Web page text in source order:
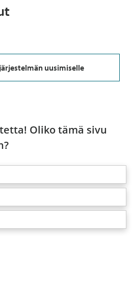
uusimiselle
Oliko tämä sivu